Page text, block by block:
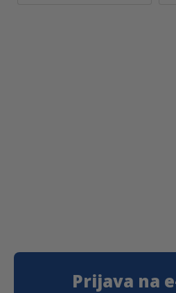
Prijava na